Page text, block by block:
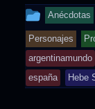
This
entry
was
posted
in
Anécdotas
Personajes
argentinamundo
españa
Hebe